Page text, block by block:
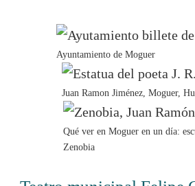
Ayuntamiento de Moguer
Juan Ramon Jiménez, Moguer,
Qué ver en Moguer en un día:
Zenobia